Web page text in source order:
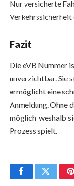
Nur versicherte
Verkehrssicherheit
Fazit
Die eVB Nummer
unverzichtbar. Sie
ermöglicht eine
Anmeldung. Ohne
möglich, weshalb
Prozess spielt.
FacebookTwitter